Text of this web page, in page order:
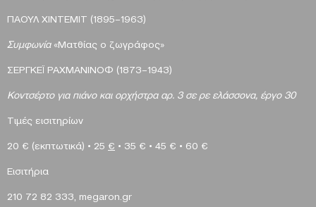
ΠΑΟΥΛ ΧΙΝΤΕΜΙΤ (1895–1963)
Συμφωνία «Ματθίας ο ζωγράφος»
ΣΕΡΓΚΕΪ ΡΑΧΜΑΝΙΝΟΦ (1873–1943)
Κοντσέρτο για πιάνο και ορχήστρα αρ. 3 σε ρε ελάσσονα, έργο 30
Τιμές εισιτηρίων
20 € (εκπτωτικά) • 25 € • 35 € • 45 € • 60 €
Eισιτήρια
210 72 82 333, megaron gr